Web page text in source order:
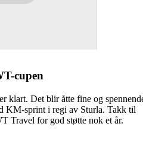
cupen
klart. Det blir åtte fine og
KM-sprint i regi av Sturla. Takk til
Travel for god støtte nok et år.